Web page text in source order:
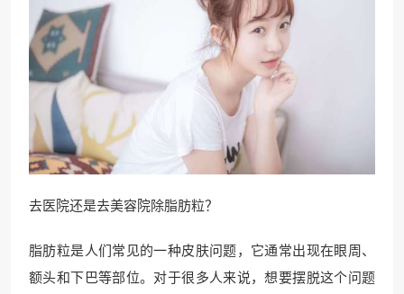
去医院还是去美容院除脂肪粒？
脂肪粒是人们常见的一种皮肤问题，它通常出现在眼周、
额头和下巴等部位。对于很多人来说，想要摆脱这个问题